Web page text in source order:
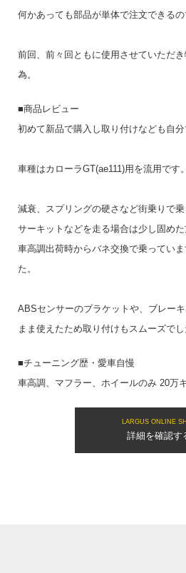
何かあっても部品が単体で注文できるの
前回、前々回ともに使用させていただ
為。
■商品レビュー
初めて新品で購入し取り付けなども自分
車種はカローラGT(ae111)用を流用です。
減衰、スプリングの硬さなど街乗りで乗
サーキットなどを走る場合は少し固めた
車高調出荷時からバネ交換で乗ってい
た。
ABSセンサーのブラケットや、ブレー
まま使えたため取り付けもスムーズでし
■チューニング歴・愛車自慢
車高調、マフラー、ホイールのみ 20万
LARGUS ONLINE
詳細を確認す